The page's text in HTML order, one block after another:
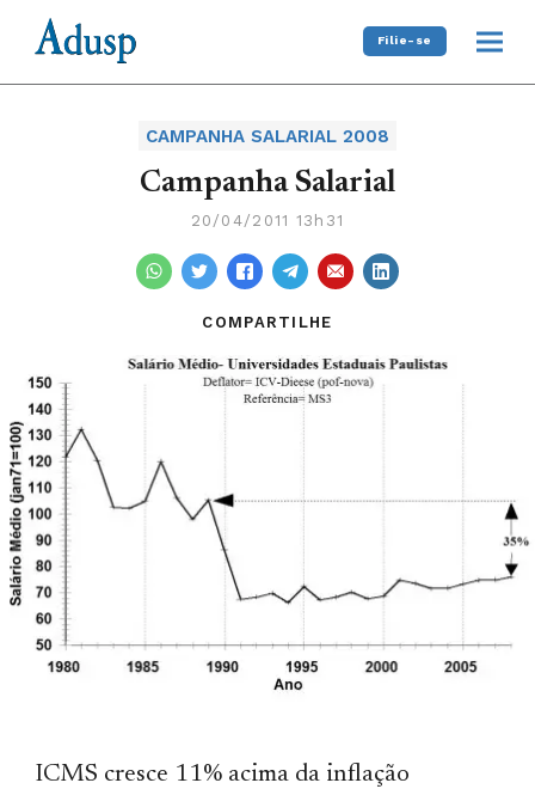
Filie-se
CAMPANHA SALARIAL 2008
Campanha Salarial
20/04/2011 13h31
COMPARTILHE
ICMS cresce 11% acima da inflação